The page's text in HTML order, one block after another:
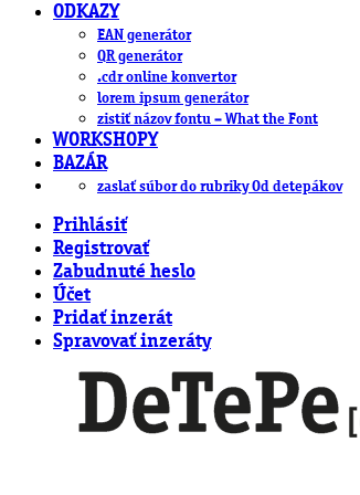
ODKAZY
EAN generátor
QR generátor
.cdr online konvertor
lorem ipsum generátor
zistiť názov fontu – What the Font
WORKSHOPY
BAZÁR
zaslať súbor do rubriky Od detepákov
Prihlásiť
Registrovať
Zabudnuté heslo
Účet
Pridať inzerát
Spravovať inzeráty